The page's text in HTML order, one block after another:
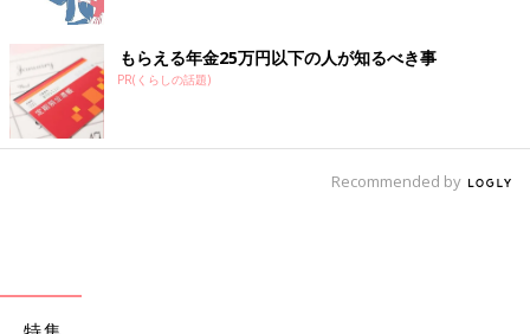
もらえる年金25万円以下の人が知るべき事
PR(くらしの話題)
Recommended by